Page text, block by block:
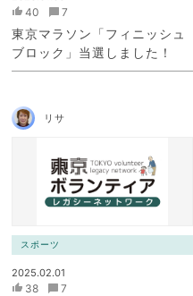
40 7
東京マラソン「フィニッシュ
ブロック」当選しました！
リサ
スポーツ
2025.02.01
38 7